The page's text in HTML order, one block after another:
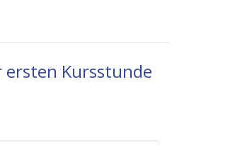
ersten Kursstunde